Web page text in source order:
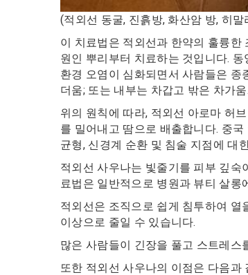
(적외선 동굴, 진흙방, 화산암 방, 히
이 치료법은 적외선과 한약의 훌륭
원인 뿌리부터 치료하는 것입니다.
환경 오염이 심화되면서 사람들은 종
더움; 또는 내부는 차갑고 밖은 차가
위의 원칙에 따라, 적외선 아로마 허
를 밀어내고 땀으로 배출합니다. 중
균형, 신경계 순환 및 침술 지점에 대
적외선 사우나는 빛줄기를 피부 깊
료법은 일반적으로 병원과 뷰티 살롱
적외선은 조직으로 쉽게 침투하여
이상으로 줄일 수 있습니다.
많은 사람들이 긴장을 풀고 스트레스
또한 적외선 사우나의 이점은 다음과